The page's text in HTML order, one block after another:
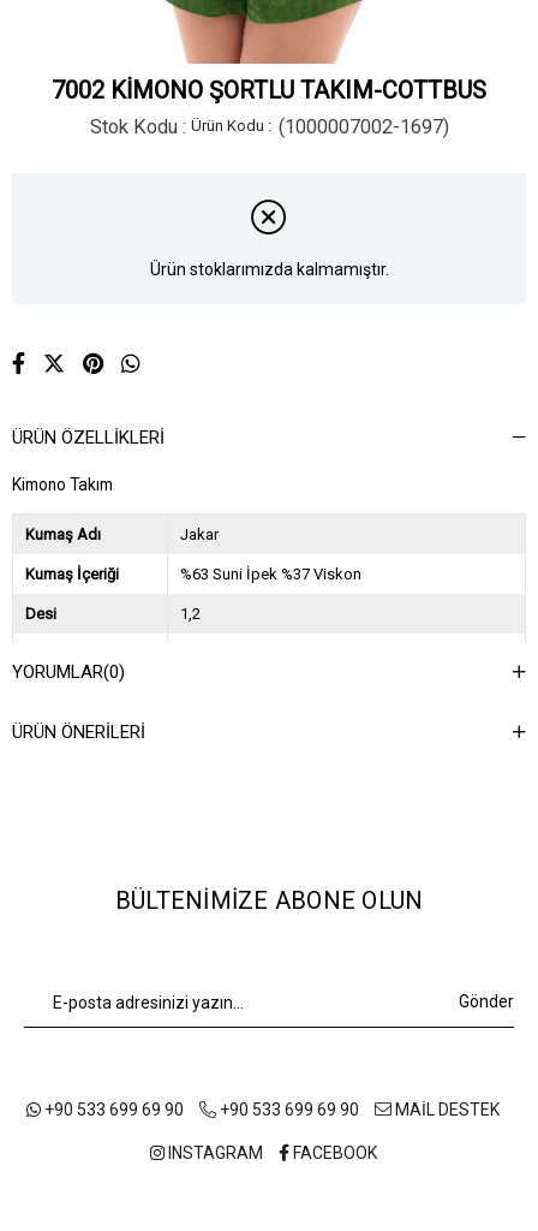
7002 KİMONO ŞORTLU TAKIM-COTTBUS
Stok Kodu (1000007002-1697)
Ürün stoklarımızda kalmamıştır.
ÜRÜN ÖZELLIKLERI
Kimono Takım
Kumaş Adı Jakar
Kumaş İçeriği %63 Suni İpek %37 Viskon
Desi 1,2
YORUMLAR(0)
ÜRÜN ÖNERILERI
BÜLTENIMIZE ABONE OLUN
Gönder
+90 533 699 69 90 +90 533 699 69 90 MAİL DESTEK
INSTAGRAM FACEBOOK